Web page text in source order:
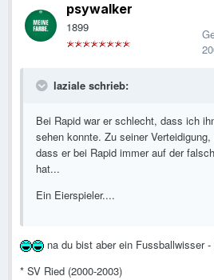
psywalker
1899
laziale schrieb:
Bei Rapid war er schlecht, dass ich
sehen konnte. Zu seiner
dass er bei Rapid immer auf der
hat...
Ein Eierspieler....
na du bist aber ein Fussballwisser
* SV Ried (2000-2003)